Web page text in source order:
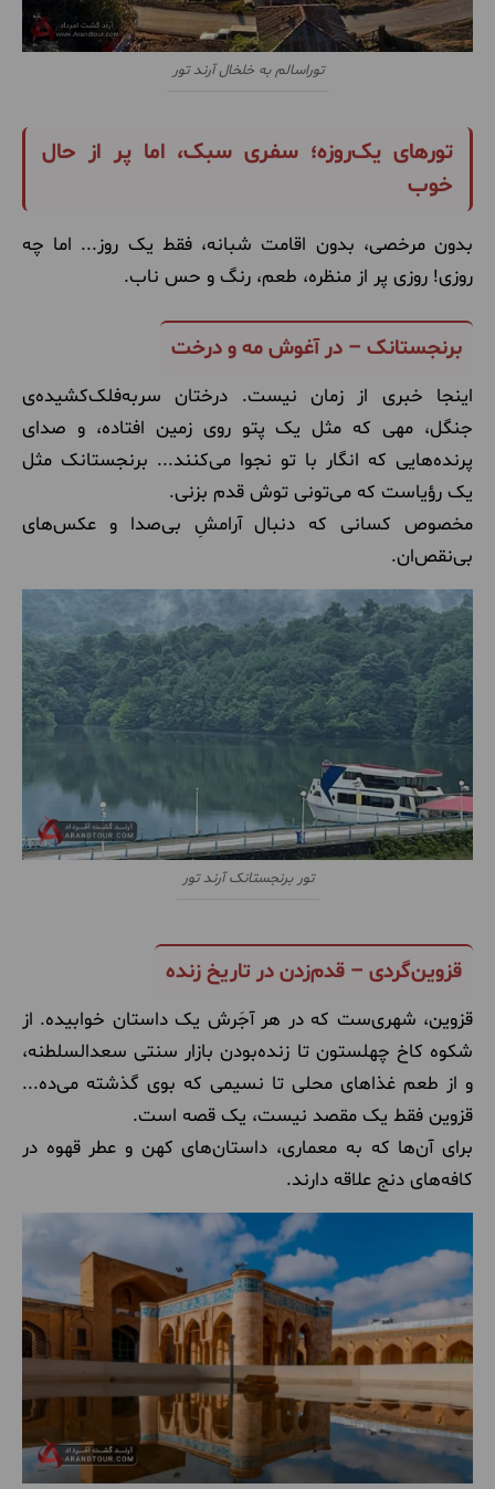
توراسالم به خلخال آرند تور
تورهای یک‌روزه؛ سفری سبک، اما پر از حال
خوب
بدون مرخصی، بدون اقامت شبانه، فقط یک روز... اما چه
روزی! روزی پر از منظره، طعم، رنگ و حس ناب.
برنجستانک – در آغوش مه و درخت
اینجا خبری از زمان نیست. درختان سربه‌فلک‌کشیده‌ی
جنگل، مهی که مثل یک پتو روی زمین افتاده، و صدای
پرنده‌هایی که انگار با تو نجوا می‌کنند... برنجستانک مثل
یک رؤیاست که می‌تونی توش قدم بزنی.
مخصوص کسانی که دنبال آرامشِ بی‌صدا و عکس‌های
بی‌نقص‌ان.
تور برنجستانک آرند تور
قزوین‌گردی – قدم‌زدن در تاریخ زنده
قزوین، شهری‌ست که در هر آجَرش یک داستان خوابیده. از
شکوه کاخ چهلستون تا زنده‌بودن بازار سنتی سعدالسلطنه،
و از طعم غذاهای محلی تا نسیمی که بوی گذشته می‌ده...
قزوین فقط یک مقصد نیست، یک قصه است.
برای آن‌ها که به معماری، داستان‌های کهن و عطر قهوه در
کافه‌های دنج علاقه دارند.